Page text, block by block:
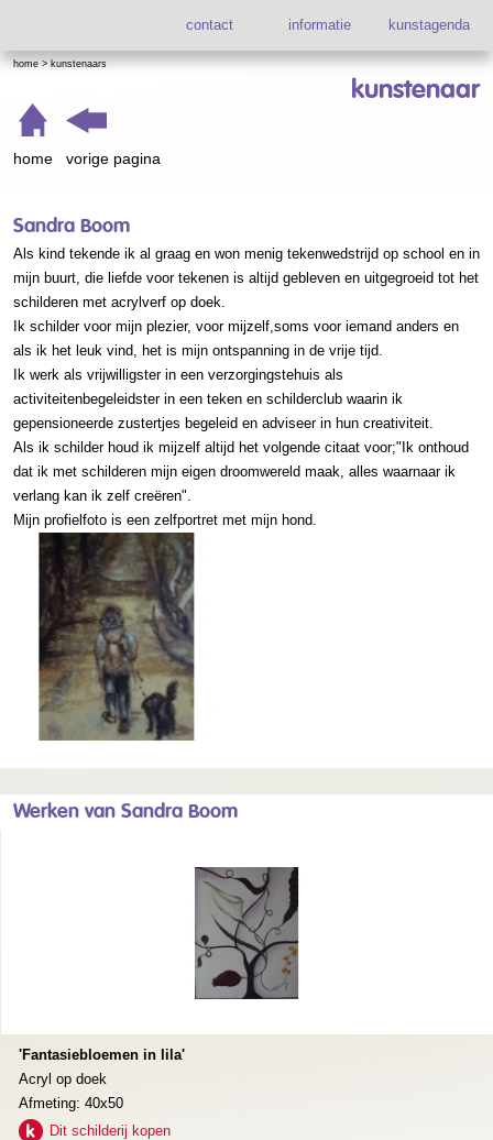
contact informatie kunstagenda
home>kunstenaars
kunstenaar
home vorige pagina
Sandra Boom
Als kind tekende ik al graag en won menig tekenwedstrijd op school en in
mijn buurt, die liefde voor tekenen is altijd gebleven en uitgegroeid tot het
schilderen met acrylverf op doek.
Ik schilder voor mijn plezier, voor mijzelf,soms voor iemand anders en
als ik het leuk vind, het is mijn ontspanning in de vrije tijd.
Ik werk als vrijwilligster in een verzorgingstehuis als
activiteitenbegeleidster in een teken en schilderclub waarin ik
gepensioneerde zustertjes begeleid en adviseer in hun creativiteit.
Als ik schilder houd ik mijzelf altijd het volgende citaat voor;"Ik onthoud
dat ik met schilderen mijn eigen droomwereld maak, alles waarnaar ik
verlang kan ik zelf creëren".
Mijn profielfoto is een zelfportret met mijn hond.
Werken van Sandra Boom
'Fantasiebloemen in lila'
Acryl op doek
Afmeting: 40x50
Dit schilderij kopen